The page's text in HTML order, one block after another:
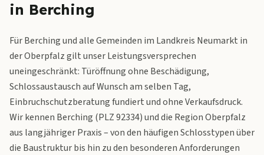
in Berching
Für Berching und alle Gemeinden im Landkreis Neumarkt in
der Oberpfalz gilt unser Leistungsversprechen
uneingeschränkt: Türöffnung ohne Beschädigung,
Schlossaustausch auf Wunsch am selben Tag,
Einbruchschutzberatung fundiert und ohne Verkaufsdruck.
Wir kennen Berching (PLZ 92334) und die Region Oberpfalz
aus langjähriger Praxis – von den häufigen Schlosstypen über
die Baustruktur bis hin zu den besonderen Anforderungen